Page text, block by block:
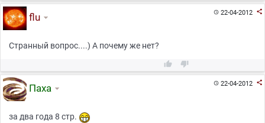
22-04-2012 
flu
Странный вопрос....) А почему же нет?
 
22-04-2012 
Паха
за два года 8 стр.